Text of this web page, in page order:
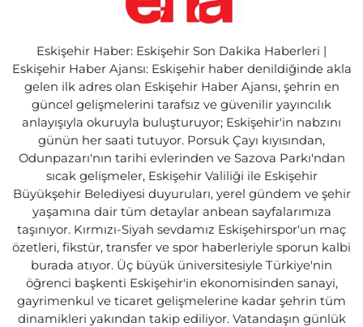
Eskişehir Haber: Eskişehir Son Dakika Haberleri |
Eskişehir Haber Ajansı: Eskişehir haber denildiğinde akla
gelen ilk adres olan Eskişehir Haber Ajansı, şehrin en
güncel gelişmelerini tarafsız ve güvenilir yayıncılık
anlayışıyla okuruyla buluşturuyor; Eskişehir'in nabzını
günün her saati tutuyor. Porsuk Çayı kıyısından,
Odunpazarı'nın tarihi evlerinden ve Sazova Parkı'ndan
sıcak gelişmeler, Eskişehir Valiliği ile Eskişehir
Büyükşehir Belediyesi duyuruları, yerel gündem ve şehir
yaşamına dair tüm detaylar anbean sayfalarımıza
taşınıyor. Kırmızı-Siyah sevdamız Eskişehirspor'un maç
özetleri, fikstür, transfer ve spor haberleriyle sporun kalbi
burada atıyor. Üç büyük üniversitesiyle Türkiye'nin
öğrenci başkenti Eskişehir'in ekonomisinden sanayi,
gayrimenkul ve ticaret gelişmelerine kadar şehrin tüm
dinamikleri yakından takip ediliyor. Vatandaşın günlük